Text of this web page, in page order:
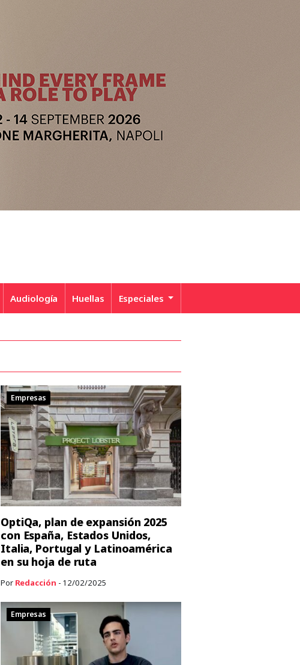
Audiología Huellas Especiales
Empresas
OptiQa, plan de expansión 2025
con España, Estados Unidos,
Italia, Portugal y Latinoamérica
en su hoja de ruta
Por Redacción - 12/02/2025
Empresas